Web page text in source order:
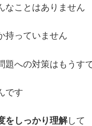
なことはありません
持っていません
題への対策はもうす
です
をしっかり理解して